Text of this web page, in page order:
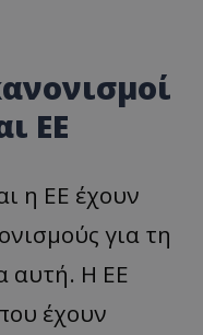
ΕΕ
η ΕΕ έχουν
για τη
αυτή. Η ΕΕ
έχουν